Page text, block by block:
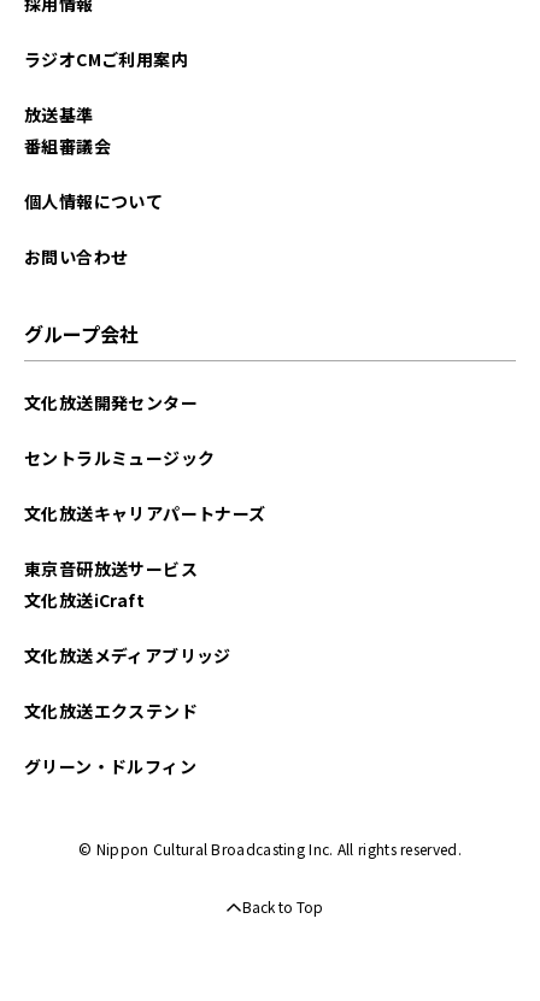
ラジオCMご利用案内
放送基準
番組審議会
個人情報について
お問い合わせ
グループ会社
文化放送開発センター
セントラルミュージック
文化放送キャリアパートナーズ
東京音研放送サービス
文化放送iCraft
文化放送メディアブリッジ
文化放送エクステンド
グリーン・ドルフィン
© Nippon Cultural Broadcasting Inc. All rights reserved.
Back to Top